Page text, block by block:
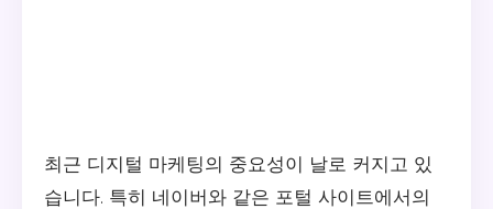
최근 디지털 마케팅의 중요성이 날로 커지고 있
습니다. 특히 네이버와 같은 포털 사이트에서의